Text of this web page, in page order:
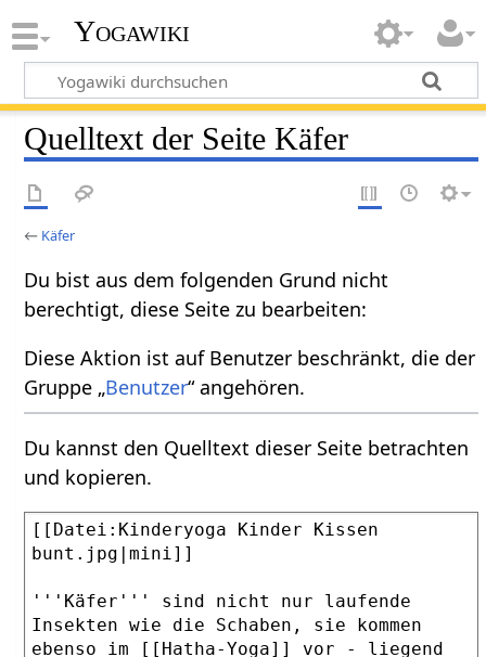
Yogawiki
Quelltext der Seite Käfer
← Käfer
Du bist aus dem folgenden Grund nicht
berechtigt, diese Seite zu bearbeiten:
Diese Aktion ist auf Benutzer beschränkt, die der
Gruppe „Benutzer“ angehören.
Du kannst den Quelltext dieser Seite betrachten
und kopieren.